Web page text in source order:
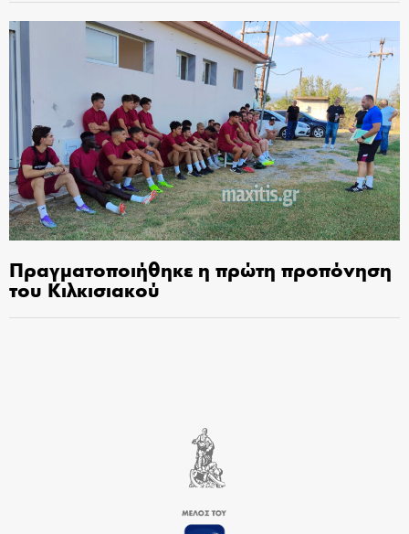
Πραγματοποιήθηκε η πρώτη προπόνηση
του Κιλκισιακού